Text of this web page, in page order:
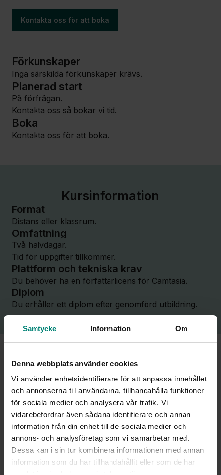
Samtycke Information Om
Denna webbplats använder cookies
Vi använder enhetsidentifierare för att anpassa innehållet
och annonserna till användarna, tillhandahålla funktioner
för sociala medier och analysera vår trafik. Vi
vidarebefordrar även sådana identifierare och annan
information från din enhet till de sociala medier och
annons- och analysföretag som vi samarbetar med.
Dessa kan i sin tur kombinera informationen med annan
information som du har tillhandahållit eller som de har
Kontakta oss för att boka
Förkunskaper
Inga särskilda förkunskaper krävs.
Planerad start
På förfrågan.
Kontakta oss så bokar vi tid.
Boka
Kontakta oss för att boka.
Kursinformation
Format
Distans eller klassrum.
Omfattning
Två halvdagar.
Tid för uppgifter tillkommer.
Plattform och tekniska krav
Du behöver ha en författarlicens för Camtasia.
Diplom
Du erhåller ett diplom efter genomförd utbildning.